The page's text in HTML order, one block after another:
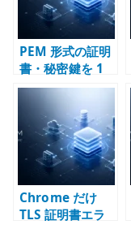
PEM 形式の証明
書・秘密鍵を 1
行に整形する方
法 – SAML、
Kubernetes
Secret、環境変
数で扱う
Chrome だけ
TLS 証明書エラ